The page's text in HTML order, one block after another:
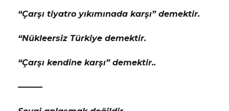
“Çarşı tiyatro yıkımınada karşı” demektir.
“Nükleersiz Türkiye demektir.
“Çarşı kendine karşı” demektir..
———